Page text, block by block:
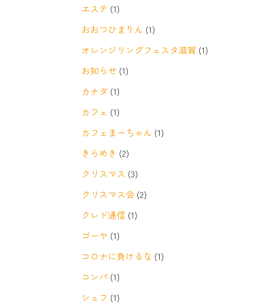
エステ (1)
おおつひまりん (1)
オレンジリングフェスタ滋賀 (1)
お知らせ (1)
カナダ (1)
カフェ (1)
カフェまーちゃん (1)
きらめき (2)
クリスマス (3)
クリスマス会 (2)
クレド通信 (1)
ゴーヤ (1)
コロナに負けるな (1)
コンパ (1)
シェフ (1)